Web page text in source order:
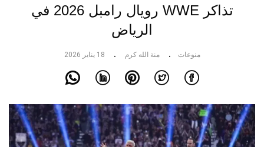
تذاكر WWE رويال رامبل 2026 في
الرياض
منوعات منة الله كرم 18 يناير 2026